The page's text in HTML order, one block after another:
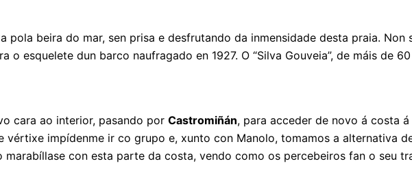
beira do mar, sen prisa e desfrutando da inmensidade desta praia. Non
esquelete dun barco naufragado en 1927. O “Silva Gouveia”, de máis de
cara ao interior, pasando por Castromiñán, para acceder de novo á costa á
vértixe impídenme ir co grupo e, xunto con Manolo, tomamos a alternativa
con esta parte da costa, vendo como os percebeiros fan o seu